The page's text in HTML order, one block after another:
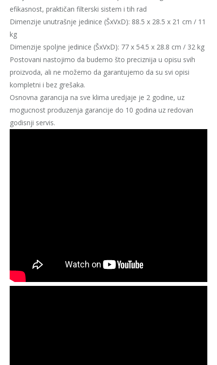
efikasnost, praktičan filterski sistem i tih rad
Dimenzije unutrašnje jedinice (ŠxVxD): 88.5 x 28.5 x 21 cm / 11
kg
Dimenzije spoljne jedinice (ŠxVxD): 77 x 54.5 x 28.8 cm / 32 kg
Postovani nastojimo da budemo što preciznija u opisu svih
proizvoda, ali ne možemo da garantujemo da su svi opisi
kompletni i bez grešaka.
Osnovna garancija na sve klima uredjaje je 2 godine, uz
mogucnost produzenja garancije do 10 godina uz redovan
godisnji servis.